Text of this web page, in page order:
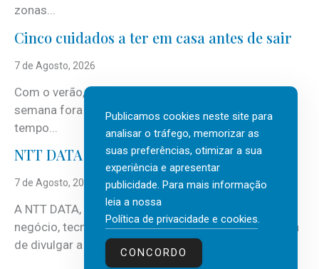
zonas...
Cinco cuidados a ter em casa antes de sair
7 de Agosto, 2026
Com o verão, chegam também as férias, os fins-de-
semana fora e os dias em que a casa fica mais
tempo...
NTT DATA Insurtech Global Outlook 2026
7 de Agosto, 2026
A NTT DATA, consultora global em serviços de
negócio, tecnologia e inteligência artificial (IA), acaba
de divulgar a mais recente...
Publicamos cookies neste site para
analisar o tráfego, memorizar as
suas preferências, otimizar a sua
experiência e apresentar
publicidade. Para mais informação
leia a nossa
Política de privacidade e cookies.
CONCORDO